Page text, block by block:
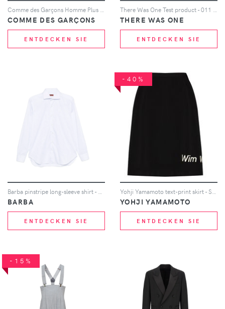
COMME DES GARÇONS
ENTDECKEN SIE
THERE WAS ONE
ENTDECKEN SIE
BARBA
ENTDECKEN SIE
-40%
YOHJI YAMAMOTO
ENTDECKEN SIE
-15%